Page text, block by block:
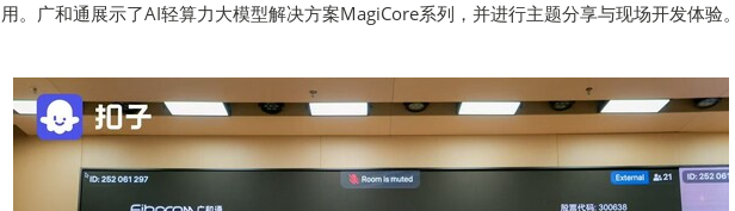
用。广和通展示了AI轻算力大模型解决方案MagiCore系列，并进行主题分享与现场开发体验。